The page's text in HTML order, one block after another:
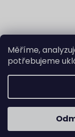
Měříme,
potřebujeme